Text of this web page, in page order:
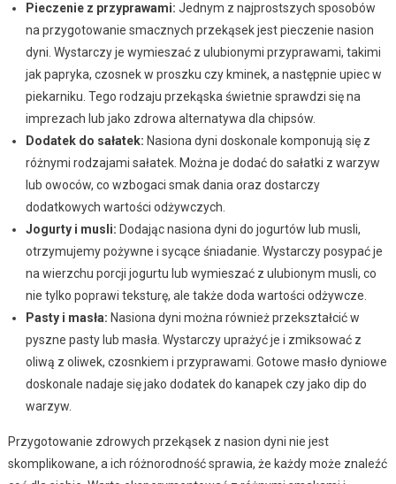
Pieczenie z przyprawami: Jednym z najprostszych sposobów
na przygotowanie smacznych przekąsek jest pieczenie nasion
dyni. Wystarczy je wymieszać z ulubionymi przyprawami, takimi
jak papryka, czosnek w proszku czy kminek, a następnie upiec w
piekarniku. Tego rodzaju przekąska świetnie sprawdzi się na
imprezach lub jako zdrowa alternatywa dla chipsów.
Dodatek do sałatek: Nasiona dyni doskonale komponują się z
różnymi rodzajami sałatek. Można je dodać do sałatki z warzyw
lub owoców, co wzbogaci smak dania oraz dostarczy
dodatkowych wartości odżywczych.
Jogurty i musli: Dodając nasiona dyni do jogurtów lub musli,
otrzymujemy pożywne i sycące śniadanie. Wystarczy posypać je
na wierzchu porcji jogurtu lub wymieszać z ulubionym musli, co
nie tylko poprawi teksturę, ale także doda wartości odżywcze.
Pasty i masła: Nasiona dyni można również przekształcić w
pyszne pasty lub masła. Wystarczy uprażyć je i zmiksować z
oliwą z oliwek, czosnkiem i przyprawami. Gotowe masło dyniowe
doskonale nadaje się jako dodatek do kanapek czy jako dip do
warzyw.
Przygotowanie zdrowych przekąsek z nasion dyni nie jest
skomplikowane, a ich różnorodność sprawia, że każdy może znaleźć